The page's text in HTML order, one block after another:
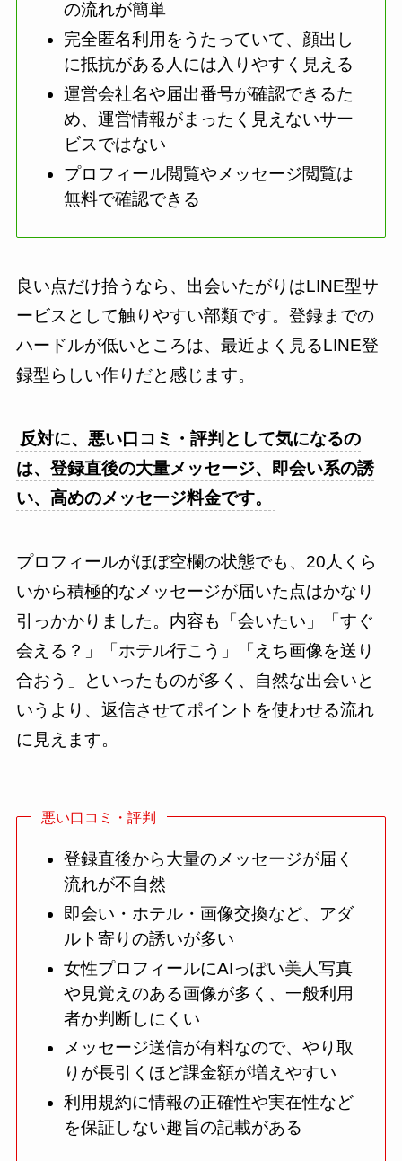
の流れが簡単
完全匿名利用をうたっていて、顔出し
に抵抗がある人には入りやすく見える
運営会社名や届出番号が確認できるた
め、運営情報がまったく見えないサー
ビスではない
プロフィール閲覧やメッセージ閲覧は
無料で確認できる
良い点だけ拾うなら、出会いたがりはLINE型サ
ービスとして触りやすい部類です。登録までの
ハードルが低いところは、最近よく見るLINE登
録型らしい作りだと感じます。
反対に、悪い口コミ・評判として気になるの
は、登録直後の大量メッセージ、即会い系の誘
い、高めのメッセージ料金です。
プロフィールがほぼ空欄の状態でも、20人くら
いから積極的なメッセージが届いた点はかなり
引っかかりました。内容も「会いたい」「すぐ
会える？」「ホテル行こう」「えち画像を送り
合おう」といったものが多く、自然な出会いと
いうより、返信させてポイントを使わせる流れ
に見えます。
悪い口コミ・評判
登録直後から大量のメッセージが届く
流れが不自然
即会い・ホテル・画像交換など、アダ
ルト寄りの誘いが多い
女性プロフィールにAIっぽい美人写真
や見覚えのある画像が多く、一般利用
者か判断しにくい
メッセージ送信が有料なので、やり取
りが長引くほど課金額が増えやすい
利用規約に情報の正確性や実在性など
を保証しない趣旨の記載がある